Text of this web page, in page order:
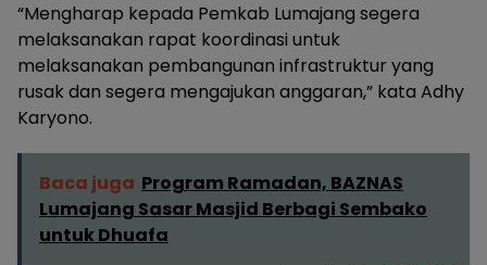
“Mengharap kepada Pemkab Lumajang segera
melaksanakan rapat koordinasi untuk
melaksanakan pembangunan infrastruktur yang
rusak dan segera mengajukan anggaran,” kata Adhy
Karyono.
Baca juga Program Ramadan, BAZNAS
Lumajang Sasar Masjid Berbagi Sembako
untuk Dhuafa